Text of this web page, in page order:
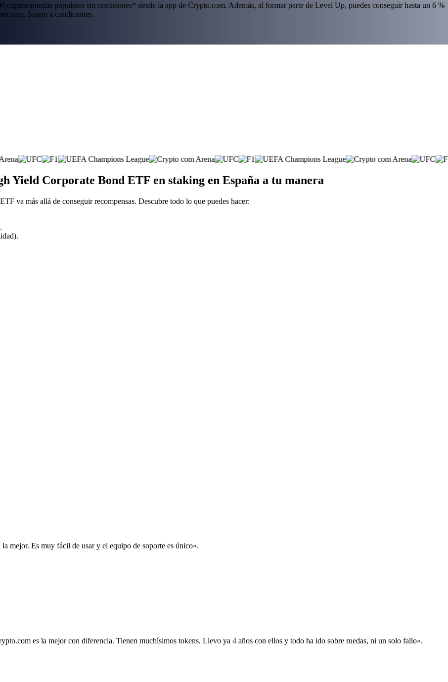
criptomonedas populares sin comisiones* desde la app de Crypto.com. Además, al formar parte de Level Up, puedes conseguir hasta un 6 %
Sujeto a condiciones.
Yield Corporate Bond ETF en staking en España a tu manera
va más allá de conseguir recompensas. Descubre todo lo que puedes hacer:
mejor. Es muy fácil de usar y el equipo de soporte es único».
es la mejor con diferencia. Tienen muchísimos tokens. Llevo ya 4 años con ellos y todo ha ido sobre ruedas, ni un solo fallo».